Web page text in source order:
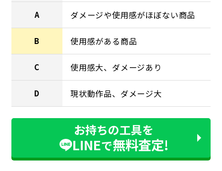
A ダメージや使用感がほぼない商品
B 使用感がある商品
C 使用感大、ダメージあり
D 現状動作品、ダメージ大
お持ちの工具を
LINEで無料査定!